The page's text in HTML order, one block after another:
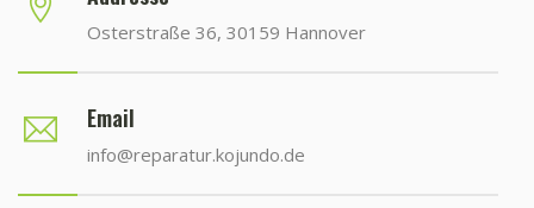
Osterstraße 36, 30159 Hannover
Email
info@reparatur.kojundo.de